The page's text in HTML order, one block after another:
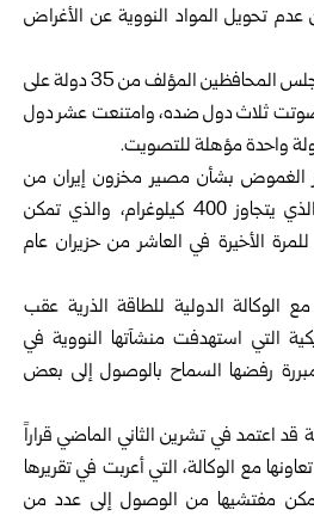
تحويل المواد النووية عن الأغراض
ووفقاً لدبلوماسيين، وافق مجلس المحافظين المؤلف من 35 دولة على
صوتاً، بينما صوتت ثلاث دول ضده، وامتنعت عشر دول
واحدة مؤهلة للتصويت.
الغموض بشأن مصير مخزون إيران من
اليورانيوم عالي التخصيب، الذي يتجاوز 400 كيلوغرام، والذي تمكن
الأخيرة في العاشر من حزيران عام
الوكالة الدولية للطاقة الذرية عقب
التي استهدفت منشآتها النووية في
رفضها السماح بالوصول إلى بعض
اعتمد في تشرين الثاني الماضي قراراً
مع الوكالة، التي أعربت في تقريرها
مفتشيها من الوصول إلى عدد من